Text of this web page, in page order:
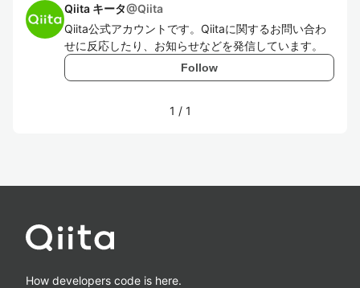
Qiita キータ@Qiita
Qiita公式アカウントです。Qiitaに関するお問い合わ
せに反応したり、お知らせなどを発信しています。
Follow
1 / 1
How developers code is here.